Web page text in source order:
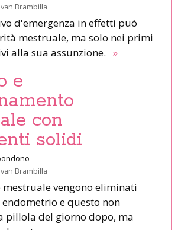
Brambilla
d'emergenza in effetti può
mestruale, ma solo nei primi
alla sua assunzione. »
e
con
solidi
Brambilla
mestruale vengono eliminati
e questo non
pillola del giorno dopo, ma